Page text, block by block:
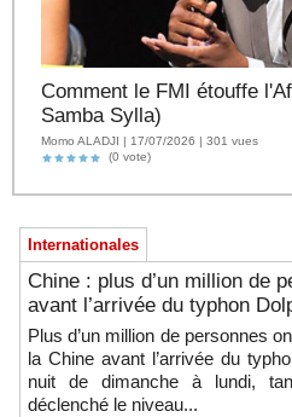
Comment le FMI étouffe
Samba Sylla)
Momo ALADJI | 17/07/2026 | 301 vues
(0 vote)
Internationales
Chine : plus d’un million de
avant l’arrivée du typhon
Plus d’un million de personnes
la Chine avant l’arrivée du
nuit de dimanche à lundi,
déclenché le niveau...